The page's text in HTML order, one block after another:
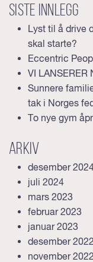
Siste innlegg
Lyst til å drive
skal starte?
Eccentric
VI LANSERER
Sunnere
tak i Norges
To nye gym
Arkiv
desember
juli 2024
mars 2023
februar 2023
januar 2023
desember 2022
november 2022